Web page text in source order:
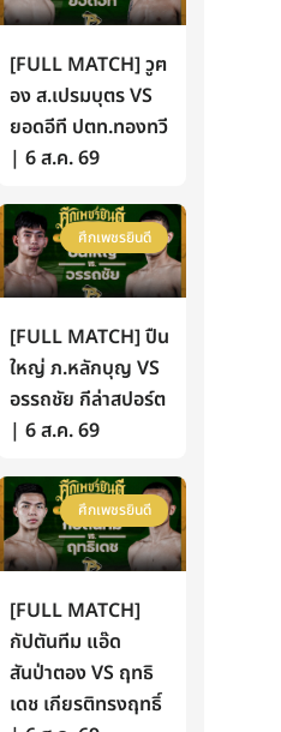
[FULL MATCH] วูฅ
อง ส.เปรมบุตร VS
ยอดอีที ปตท.ทองทวี
| 6 ส.ค. 69
ศึกเพชรยินดี
[FULL MATCH] ปืน
ใหญ่ ภ.หลักบุญ VS
อรรถชัย กีล่าสปอร์ต
| 6 ส.ค. 69
ศึกเพชรยินดี
[FULL MATCH]
กัปตันทีม แอ๊ด
สันป่าตอง VS ฤทธิ
เดช เกียรติทรงฤทธิ์